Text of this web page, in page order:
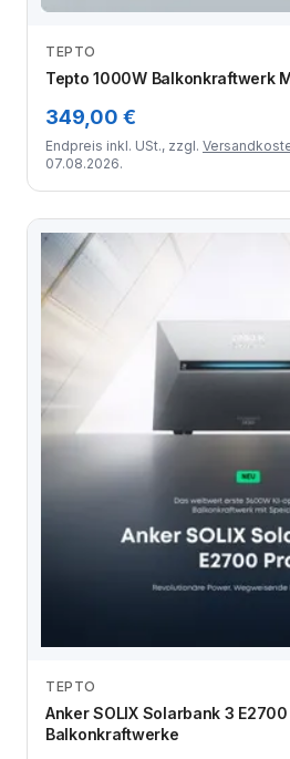
TEPTO
Tepto 1000W Balkonkraftwerk
349,00 €
Endpreis inkl. USt., zzgl.
07.08.2026.
TEPTO
Anker SOLIX Solarbank 3
Balkonkraftwerke